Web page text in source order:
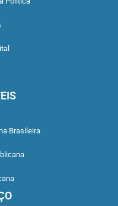
Brasileira